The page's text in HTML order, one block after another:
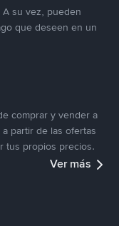
su vez, pueden
que deseen en un
comprar y vender a
partir de las ofertas
tus propios precios.
Ver más